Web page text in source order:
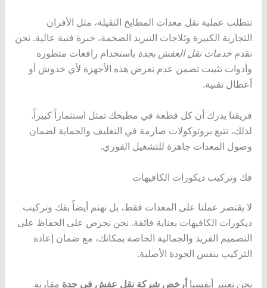
تتطلب عملية نقل معدات المطابخ الثقيلة، مثل الأفران
التجارية الكبيرة وثلاجات التبريد الضخمة، خبرة فنية عالية. نحن
نقدم خدمات نقل العفش بجدة باستخدام رافعات متطورة
وأدوات تثبيت تضمن عدم تعرض هذه الأجهزة لأي خدوش أو
أعطال تقنية.
فريقنا يدرك أن كل قطعة في مطبخك تمثل استثماراً كبيراً.
لذلك، نتبع بروتوكولات صارمة في التغليف والحماية لضمان
وصول المعدات جاهزة للتشغيل الفوري.
فك وتركيب ديكورات الكافيهات
لا يقتصر عملنا على المعدات فقط، بل نهتم أيضاً بفك وتركيب
ديكورات الكافيهات بعناية فائقة. نحن نحرص على الحفاظ على
التصميم الفريد والجمالية الخاصة بمكانك، مع ضمان إعادة
التركيب بنفس الجودة الأصلية.
نحن نعتبر أنفسنا أرخص شركة نقل عفش في جدة مقارنة